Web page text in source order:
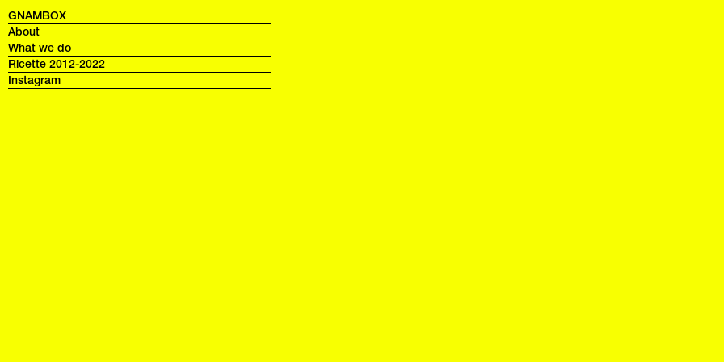
GNAMBOX
About
What we do
Ricette 2012-2022
Instagram